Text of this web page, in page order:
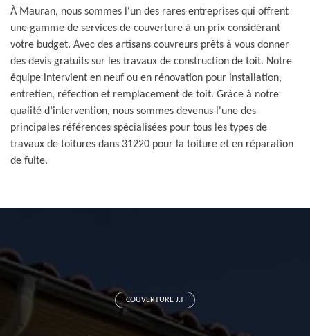
À Mauran, nous sommes l'un des rares entreprises qui offrent
une gamme de services de couverture à un prix considérant
votre budget. Avec des artisans couvreurs prêts à vous donner
des devis gratuits sur les travaux de construction de toit. Notre
équipe intervient en neuf ou en rénovation pour installation,
entretien, réfection et remplacement de toit. Grâce à notre
qualité d’intervention, nous sommes devenus l'une des
principales références spécialisées pour tous les types de
travaux de toitures dans 31220 pour la toiture et en réparation
de fuite.
COUVERTURE J.T